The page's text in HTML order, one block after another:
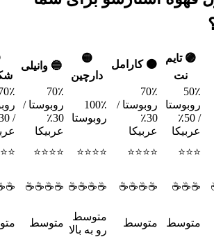
🟣 تایم
نت
🟠 کارامل
🟡
دارچین
🔵 وانیلی
50٪
روبوستا
/ 50٪
عربیکا
70٪
روبوستا /
30٪
عربیکا
100٪
روبوستا
70٪
روبوستا /
30٪
عربیکا
⭐⭐⭐
⭐⭐⭐⭐
⭐⭐⭐⭐
⭐⭐⭐⭐
☕☕☕
☕☕☕☕
☕☕☕☕
☕☕☕☕
متوسط متوسط
متوسط
رو به بالا
متوسط